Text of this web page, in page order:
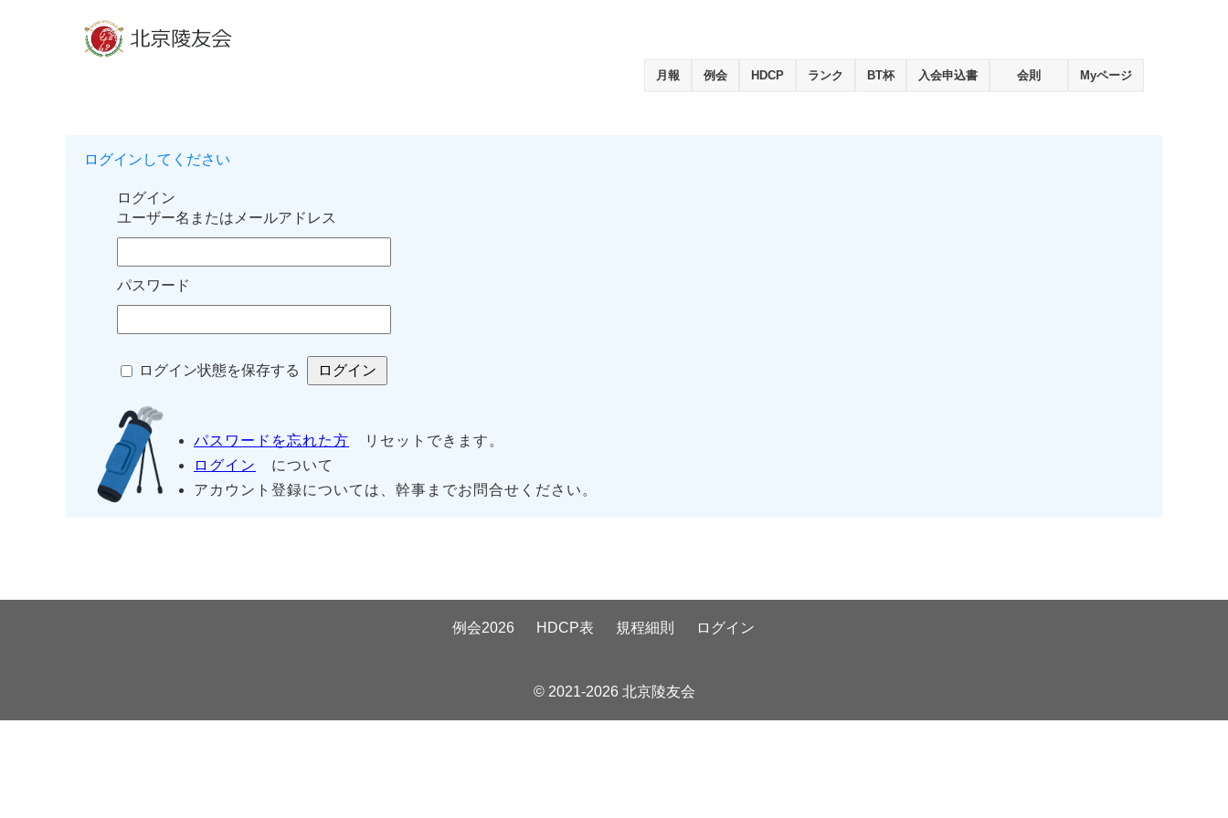
月報 例会 HDCP ランク BT杯 入会申込書 会則 Myページ
ログインしてください
ログイン
ユーザー名またはメールアドレス
パスワード
ログイン状態を保存する
パスワードを忘れた方 リセットできます。
ログイン
について
アカウント登録については、幹事までお問合せください。
例会2026 HDCP表 規程細則 ログイン
© 2021-2026 北京陵友会